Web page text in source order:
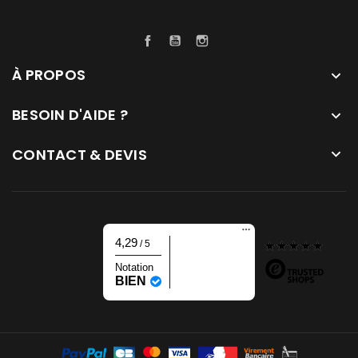
FacebookYouTube
À PROPOS 
BESOIN D'AIDE ? 
CONTACT & DEVIS 
4,29 / 5
Notation
BIEN